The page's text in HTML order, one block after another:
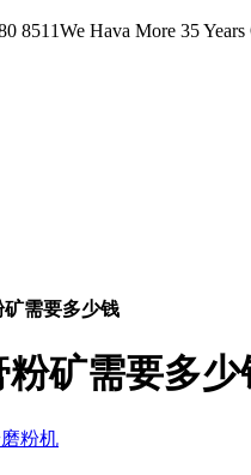
8511We Hava More 35
需要多少钱
粉矿需要多少